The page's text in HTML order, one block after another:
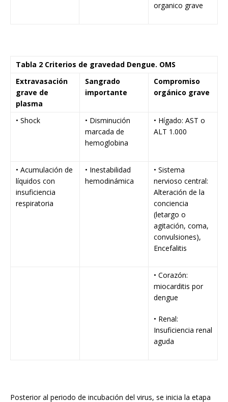
organico grave
Tabla 2 Criterios de gravedad Dengue. OMS
Extravasación
grave de
plasma
Sangrado
importante
Compromiso
orgánico grave
• Shock
• Disminución
marcada de
hemoglobina
• Hígado: AST o
ALT 1.000
• Acumulación de
líquidos con
insuficiencia
respiratoria
• Inestabilidad
hemodinámica
• Sistema
nervioso central:
Alteración de la
conciencia
(letargo o
agitación, coma,
convulsiones),
Encefalitis
• Corazón:
miocarditis por
dengue
• Renal:
Insuficiencia renal
aguda
Posterior al periodo de incubación del virus, se inicia la etapa